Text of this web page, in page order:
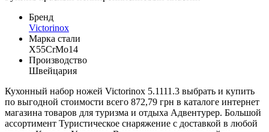
Бренд
Victorinox
Марка стали
X55CrMo14
Производство
Швейцария
Кухонный набор ножей Victorinox 5.1111.3 выбрать и купить
по выгодной стоимости всего 872,79 грн в каталоге интернет
магазина товаров для туризма и отдыха Адвентурер. Большой
ассортимент Туристическое снаряжение с доставкой в любой